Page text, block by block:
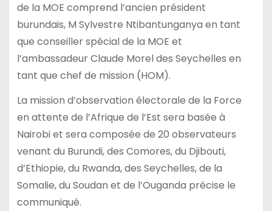
de la MOE comprend l’ancien président
burundais, M Sylvestre Ntibantunganya en tant
que conseiller spécial de la MOE et
l’ambassadeur Claude Morel des Seychelles en
tant que chef de mission (HOM).
La mission d’observation électorale de la Force
en attente de l’Afrique de l’Est sera basée à
Nairobi et sera composée de 20 observateurs
venant du Burundi, des Comores, du Djibouti,
d’Ethiopie, du Rwanda, des Seychelles, de la
Somalie, du Soudan et de l’Ouganda précise le
communiqué.